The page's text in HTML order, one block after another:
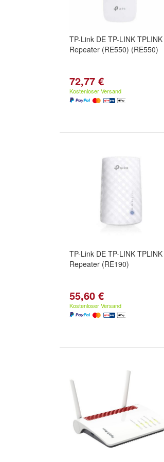
TP-Link DE TP-LINK TPLINK
Repeater (RE550) (RE550)
72,77 €
Kostenloser Versand
TP-Link DE TP-LINK TPLINK
Repeater (RE190)
55,60 €
Kostenloser Versand